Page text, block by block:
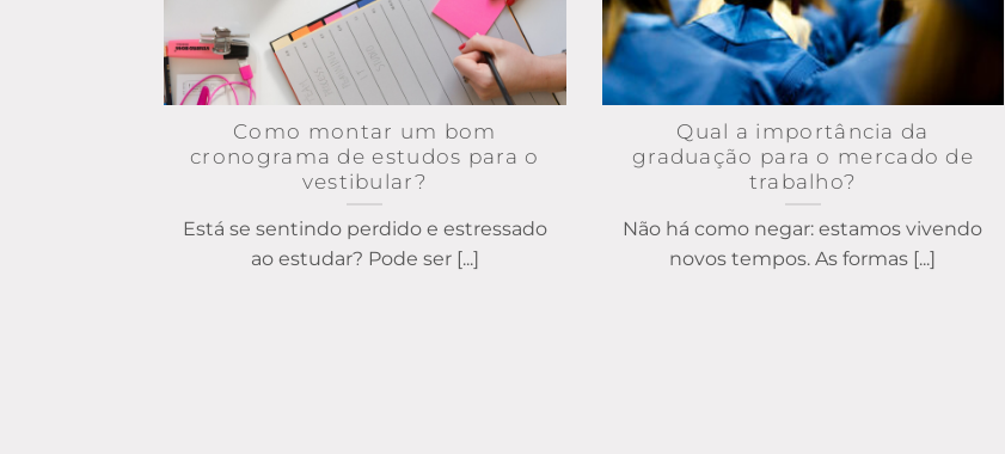
Como montar um bom
cronograma de estudos para o
vestibular?
Está se sentindo perdido e estressado
ao estudar? Pode ser [...]
Qual a importância da
graduação para o mercado de
trabalho?
Não há como negar: estamos vivendo
novos tempos. As formas [...]